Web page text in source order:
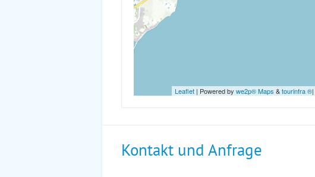
Leaflet | Powered by we2p® Maps &tourinfra ®
Kontakt und Anfrage